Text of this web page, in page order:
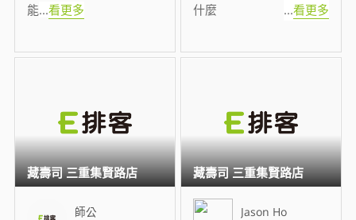
能...看更多
什麼
...看更多
師公
藏壽司 三重集賢路店
Jason Ho
藏壽司 三重集賢路店